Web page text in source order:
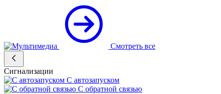
Смотреть все
Сигнализации
С автозапуском
С обратной связью